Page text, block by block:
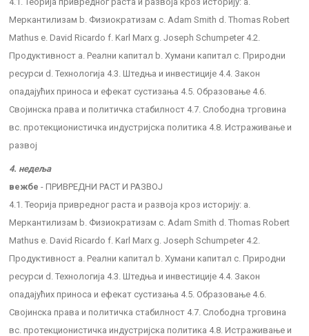
Меркантилизам b. Физиократизам c. Adam Smith d. Thomas Robert
Mathus e. David Ricardo f. Karl Marx g. Joseph Schumpeter 4.2.
Продуктивност a. Реални капитал b. Хумани капитал c. Природни
ресурси d. Технологија 4.3. Штедња и инвестиције 4.4. Закон
опадајућих приноса и ефекат сустизања 4.5. Образовање 4.6.
Својинска права и политичка стабилност 4.7. Слободна трговина
вс. протекционистичка индустријска политика 4.8. Истраживање и
развој
4. недеља
вежбе - ПРИВРЕДНИ РАСТ И РАЗВОЈ
4.1. Теорија привредног раста и развоја кроз историју: a.
Меркантилизам b. Физиократизам c. Adam Smith d. Thomas Robert
Mathus e. David Ricardo f. Karl Marx g. Joseph Schumpeter 4.2.
Продуктивност a. Реални капитал b. Хумани капитал c. Природни
ресурси d. Технологија 4.3. Штедња и инвестиције 4.4. Закон
опадајућих приноса и ефекат сустизања 4.5. Образовање 4.6.
Својинска права и политичка стабилност 4.7. Слободна трговина
вс. протекционистичка индустријска политика 4.8. Истраживање и